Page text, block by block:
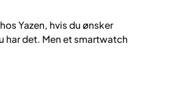
Yazen, hvis du ønsker
det. Men et smartwatch